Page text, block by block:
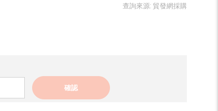
查詢來源: 貿發網採購
確認